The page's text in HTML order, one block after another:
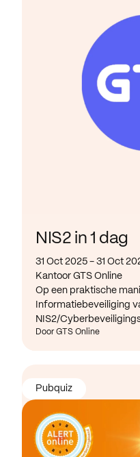
NIS2 in 1 dag
31 Oct 2025 - 31 Oct
Kantoor GTS Online
Op een praktische
Informatiebeveiliging
NIS2/
Door GTS Online
Pubquiz